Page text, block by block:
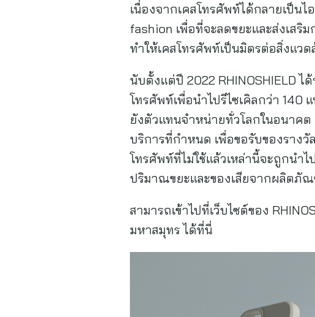
เนื่องจากเคสโทรศัพท์ได้กลายเป็น
fashion เพื่อที่จะลดขยะและส่งเสริ
ทำให้เคสโทรศัพท์เป็นมิตรต่อสิ่งแว
นับตั้งแต่ปี 2022 RHINOSHIELD
โทรศัพท์เพื่อนำไปรีไซเคิลกว่า 140
ยังตัวแทนจำหน่ายทั่วโลกในอนาคต
บริการที่กำหนด เพื่อขอรับของรางวั
โทรศัพท์ที่ไม่ใช้แล้วเหล่านี้จะถูกนำไ
ปริมาณขยะและของเสียจากผลิตภั
สามารถเข้าไปที่เว็บไซต์ของ
มหาสมุทร ได้ที่นี่